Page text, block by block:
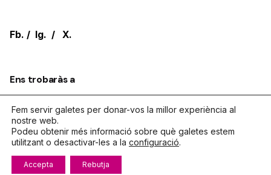
Fb. / Ig. / X.
Ens trobaràs a
Galeries Carmen. C. Dídac Garrell, 10, 2on pis17230,
PalamosGirona
Parlem?
Fem servir galetes per donar-vos la millor experiència al
nostre web.
Podeu obtenir més informació sobre què galetes estem
utilitzant o desactivar-les a la configuració.
Accepta Rebutja